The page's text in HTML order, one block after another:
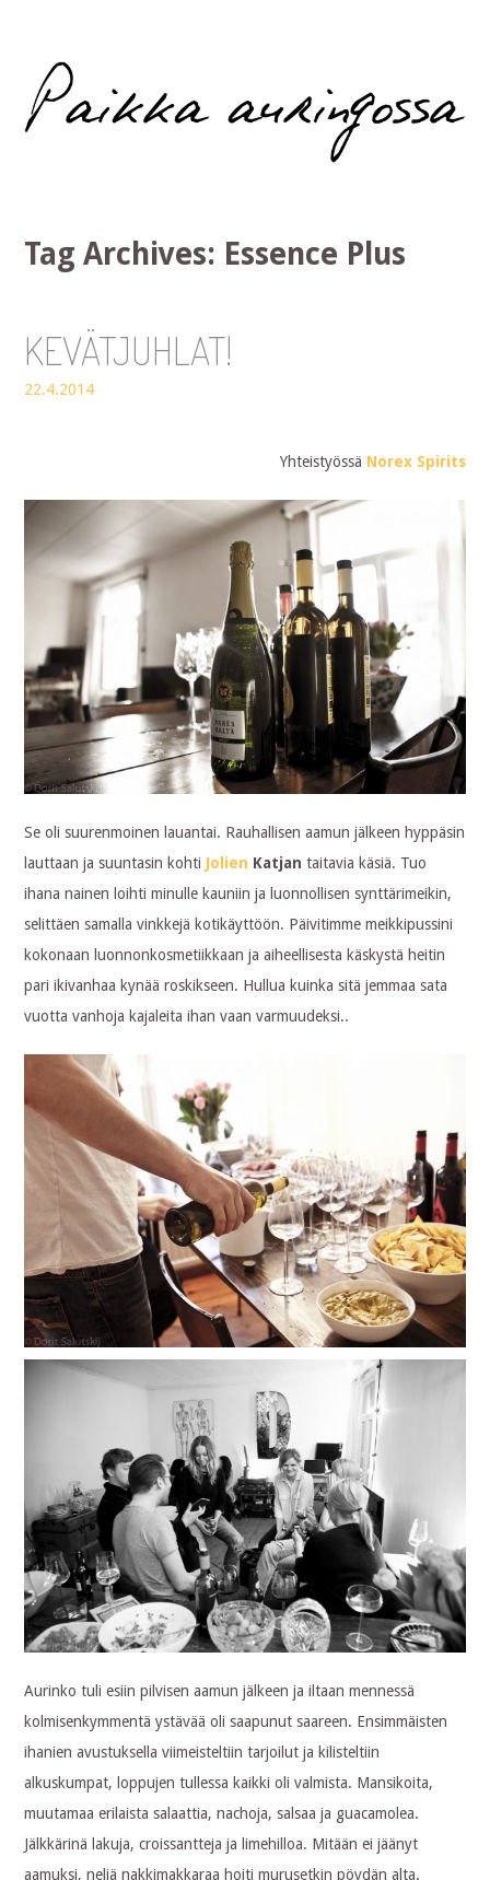
Paikka auringossa
Tag Archives: Essence Plus
KEVÄTJUHLAT!
22.4.2014
Yhteistyössä Norex Spirits
Se oli suurenmoinen lauantai. Rauhallisen aamun jälkeen hyppäsin
lauttaan ja suuntasin kohti Jolien Katjan taitavia käsiä. Tuo
ihana nainen loihti minulle kauniin ja luonnollisen synttärimeikin,
selittäen samalla vinkkejä kotikäyttöön. Päivitimme meikkipussini
kokonaan luonnonkosmetiikkaan ja aiheellisesta käskystä heitin
pari ikivanhaa kynää roskikseen. Hullua kuinka sitä jemmaa sata
vuotta vanhoja kajaleita ihan vaan varmuudeksi..
Aurinko tuli esiin pilvisen aamun jälkeen ja iltaan mennessä
kolmisenkymmentä ystävää oli saapunut saareen. Ensimmäisten
ihanien avustuksella viimeisteltiin tarjoilut ja kilisteltiin
alkuskumpat, loppujen tullessa kaikki oli valmista. Mansikoita,
muutamaa erilaista salaattia, nachoja, salsaa ja guacamolea.
Jälkkärinä lakuja, croissantteja ja limehilloa. Mitään ei jäänyt
aamuksi, neljä nakkimakkaraa hoiti murusetkin pöydän alta.